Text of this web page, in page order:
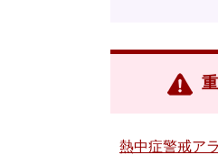
熱中症警戒ア